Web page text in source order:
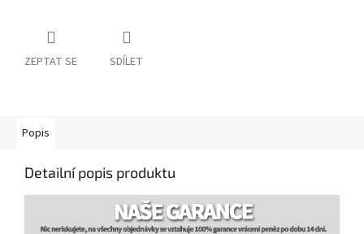
ZEPTAT SE SDÍLET
Popis
Detailní popis produktu